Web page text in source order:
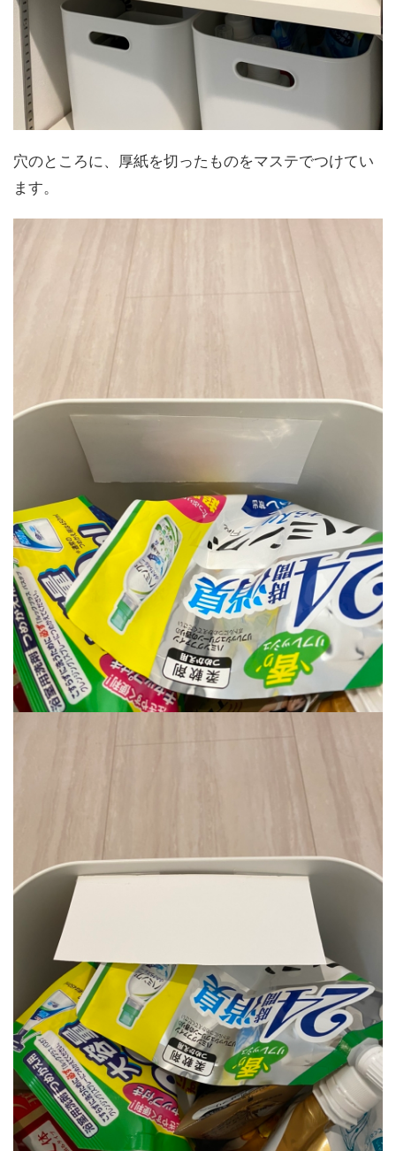
穴のところに、厚紙を切ったものをマステでつけてい
ます。